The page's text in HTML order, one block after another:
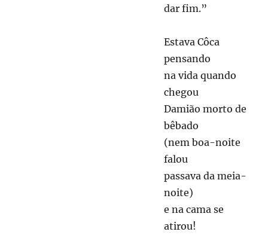
dar fim.”
Estava Côca
pensando
na vida quando
chegou
Damião morto de
bêbado
(nem boa-noite
falou
passava da meia-
noite)
e na cama se
atirou!